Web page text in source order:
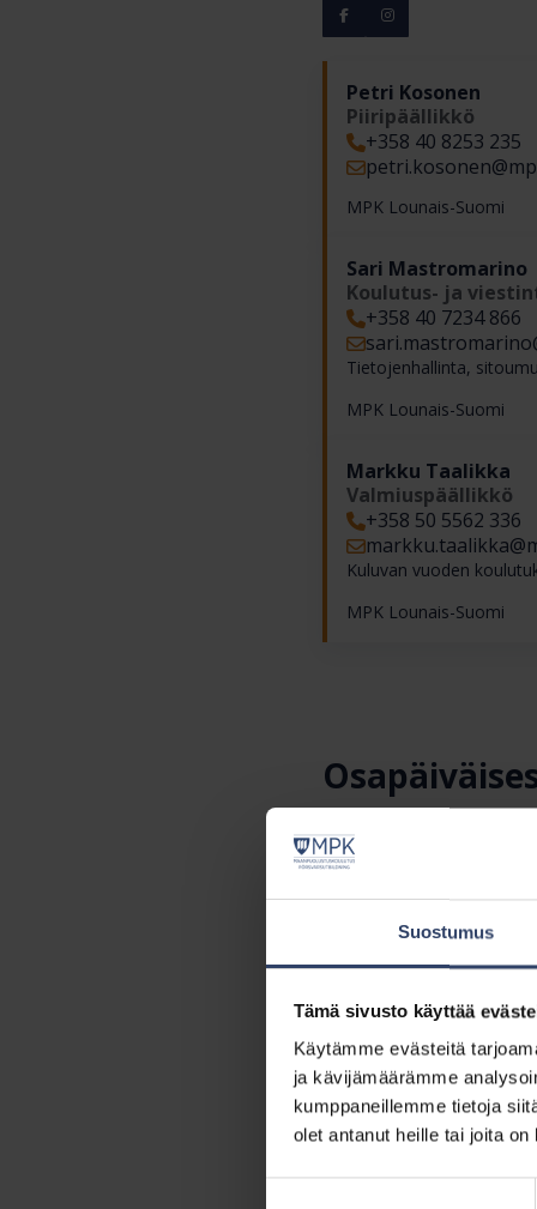
Suostumus
Tämä sivusto käyttää
Käytämme evästeitä
ja kävijämäärämme
kumppaneillemme tietoja
olet antanut heille tai joita
Petri Kosonen
Piiripäällikkö
+358 40 8253 235
MPK Lounais-Suomi
Sari Mastromarino
Koulutus- ja
+358 40 7234 866
Tietojenhallinta,
MPK Lounais-Suomi
Markku Taalikka
Valmiuspäällikkö
+358 50 5562 336
Kuluvan vuoden
MPK Lounais-Suomi
Hannu
Koulutuspäällikkö /
+358 40 6651 778
MPK Lounais-Suomen
Teijo Heinonen
Koulutuspäällikkö
+358 40 5755 022
MPK Lounais-Suomi